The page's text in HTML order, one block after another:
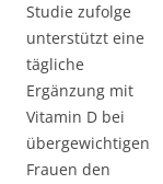
Studie zufolge
unterstützt eine
tägliche
Ergänzung mit
Vitamin D bei
übergewichtigen
Frauen den